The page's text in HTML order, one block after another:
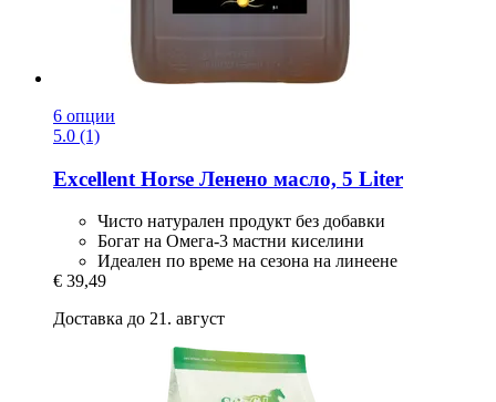
6 опции
5.0 (1)
Excellent Horse Ленено масло, 5 Liter
Чисто натурален продукт без добавки
Богат на Омега-3 мастни киселини
Идеален по време на сезона на линеене
€ 39,49
Доставка до 21. август